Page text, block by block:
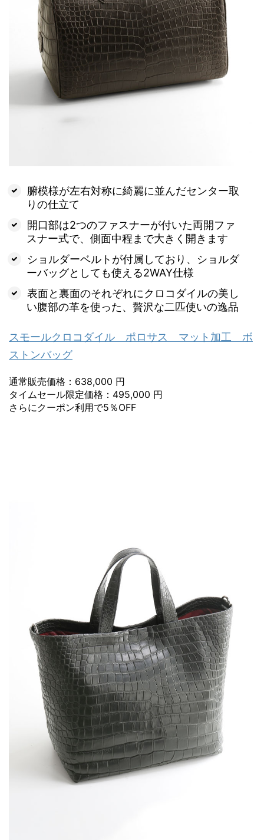
腑模様が左右対称に綺麗に並んだセンター取
りの仕立て
開口部は2つのファスナーが付いた両開ファ
スナー式で、側面中程まで大きく開きます
ショルダーベルトが付属しており、ショルダ
ーバッグとしても使える2WAY仕様
表面と裏面のそれぞれにクロコダイルの美し
い腹部の革を使った、贅沢な二匹使いの逸品
スモールクロコダイル ポロサス マット加工 ボ
ストンバッグ
通常販売価格：638,000 円
タイムセール限定価格：495,000 円
さらにクーポン利用で5％OFF